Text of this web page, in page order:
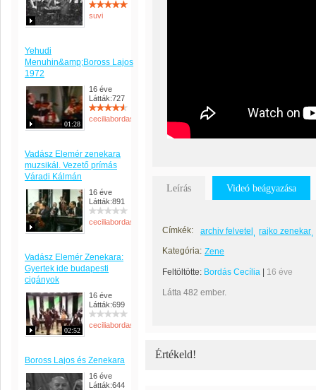
suvi
Yehudi
Menuhin&amp;Boross Lajos
1972
01:28
16 éve
Látták:727
ceciliabordas
Vadász Elemér zenekara
muzsikál. Vezető prímás
Váradi Kálmán
16 éve
Látták:891
ceciliabordas
Vadász Elemér Zenekara:
Gyertek ide budapesti
cigányok
02:52
16 éve
Látták:699
ceciliabordas
Boross Lajos és Zenekara
16 éve
Látták:644
Leírás Videó beágyazása
Címkék: archiv felvetel
rajko zenekar
Kategória: Zene
Feltöltötte: Bordás Cecília 16 éve
Látta 482 ember.
Értékeld!